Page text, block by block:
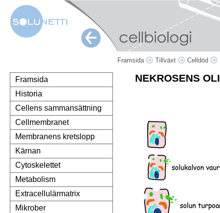
Framsida Tillväxt Celldöd
Framsida
Historia
Cellens sammansättning
Cellmembranet
Membranens kretslopp
Kärnan
Cytoskelettet
Metabolism
Extracellulärmatrix
Mikrober
NEKROSENS